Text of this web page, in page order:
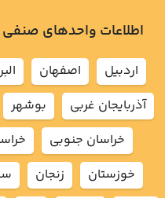
اطلاعات واحدهای
اردبيل اصفهان
آذربايجان غربي
بوشهر
خراسان جنوبي
خوزستان
زنجان